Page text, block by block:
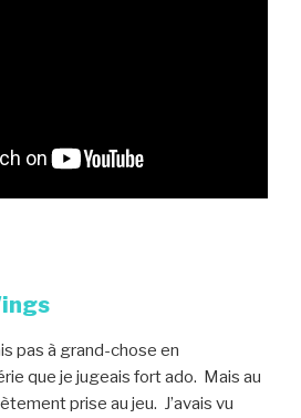
pas à grand-chose en
que je jugeais fort ado. Mais au
prise au jeu. J’avais vu